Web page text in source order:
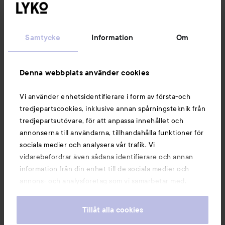
Samtycke Information Om
Denna webbplats använder cookies
Vi använder enhetsidentifierare i form av första-och
tredjepartscookies, inklusive annan spårningsteknik från
tredjepartsutövare, för att anpassa innehållet och
annonserna till användarna, tillhandahålla funktioner för
sociala medier och analysera vår trafik. Vi
vidarebefordrar även sådana identifierare och annan
information från din enhet till de sociala medier och
annons- och analysföretag som vi samarbetar med.
information som du har tillhandahållit eller som de har
Tillåt alla cookies
Du kanske också gillar